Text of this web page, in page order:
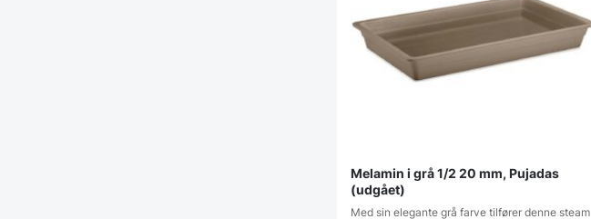
Melamin i grå 1/2 20 mm, Pujadas
(udgået)
Med sin elegante grå farve tilfører denne steam